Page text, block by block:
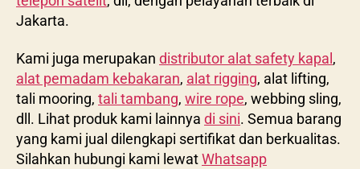
Jakarta.
Kami juga merupakan distributor alat safety kapal ,
alat pemadam kebakaran, alat rigging, alat lifting,
tali mooring, tali tambang, wire rope, webbing sling,
dll. Lihat produk kami lainnya di sini. Semua barang
yang kami jual dilengkapi sertifikat dan berkualitas.
Silahkan hubungi kami lewatWhatsapp